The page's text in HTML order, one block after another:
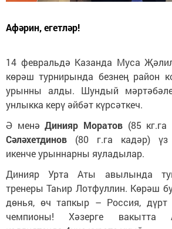
Афәрин, егетләр!
14 февральдә Казанда Муса Җәлил
көрәш турнирында безнең район
урынны алды. Шундый мәртәбәле
унлыкка керү әйбәт күрсәткеч.
Ә менәДинияр Моратов(85 кг.га
Сәләхетдинов (80 г.га кадәр) үз
икенче урыннарны яуладылар.
Динияр Урта Аты авылында
тренеры Таһир Лотфуллин. Көрәш
дөнья, өч тапкыр – Россия, дүрт
чемпионы! Хәзерге вакытта